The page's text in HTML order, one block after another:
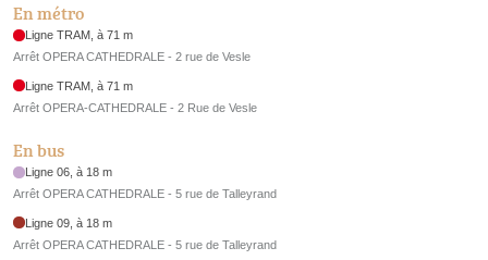
En métro
Ligne TRAM, à 71 m
Arrêt OPERA CATHEDRALE - 2 rue de Vesle
Ligne TRAM, à 71 m
Arrêt OPERA-CATHEDRALE - 2 Rue de Vesle
En bus
Ligne 06, à 18 m
Arrêt OPERA CATHEDRALE - 5 rue de Talleyrand
Ligne 09, à 18 m
Arrêt OPERA CATHEDRALE - 5 rue de Talleyrand